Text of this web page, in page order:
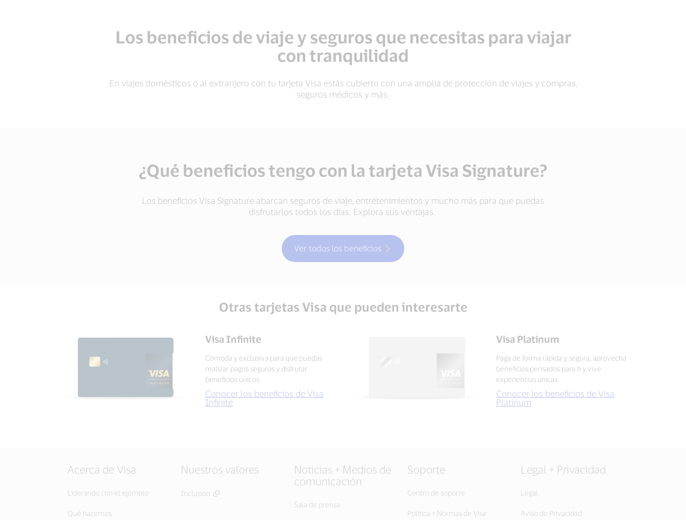
Los beneficios de viaje y seguros que necesitas para viajar
con tranquilidad
En viajes domésticos o al extranjero con tu tarjeta Visa estás cubierto con una amplia de protección de viajes y compras,
seguros médicos y más.
¿Qué beneficios tengo con la tarjeta Visa Signature?
Los beneficios Visa Signature abarcan seguros de viaje, entretenimientos y mucho más para que puedas
disfrutarlos todos los días. Explora sus ventajas.
Ver todos los beneficios
Otras tarjetas Visa que pueden interesarte
Visa Infinite
Cómoda y exclusiva para que puedas
realizar pagos seguros y disfrutar
beneficios únicos.
Conocer los beneficios de Visa
Infinite
Visa Platinum
Paga de forma rápida y segura, aprovecha
beneficios pensados para ti y vive
experiencias únicas.
Conocer los beneficios de Visa
Platinum
Acerca de Visa
Liderando con el ejemplo
Qué hacemos
Nuestros valores
Inclusión
Noticias + Medios de
comunicación
Sala de prensa
Soporte
Centro de soporte
Política + Normas de Visa
Legal + Privacidad
Legal
Aviso de Privacidad